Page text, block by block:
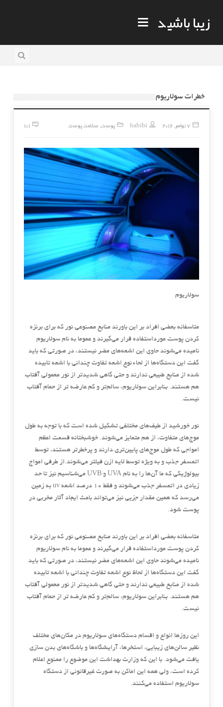
زیبا باشید
خطرات سولاریوم
7 نوامبر, 2016 habibi پوست, سلامت پوست 101
سولاریوم
متاسفانه بعضی افراد بر این باورند منابع مصنوعی نور که برای برنزه
کردن پوست مورداستفاده قرار می‌گیرند و عموما به نام سولاریوم
نامیده می‌شوند حاوی این اشعه‌های مضر نیستند، در صورتی که باید
گفت این دستگاه‌ها از لحا0نوع اشعه تفاوت چندانی با اشعه تابیده
شده از منابع طبیعی ندارند و حتی گاهی شدیدتر از نور معمولی آفتاب
هم هستند. بنابراین سولاریوم، سالم‌تر و کم عارضه تر از حمام آفتاب
نیست.
نور خورشید از طیف‌های مختلفی تشکیل شده است که با توجه به طول
موج‌های متفاوت، از هم متمایز می‌شوند. خوشبختانه قسمت اعظم
امواجی که طول موج‌های پایین‌تری دارند و پرخطرتر هستند، توسط
اتمسفر جذب و به ویژه توسط لایه ازن فیلتر می‌شوند.از طرفی امواج
بیولوژیکی که ما آن‌ها را به نام UVA و UVB می‌شناسیم نیز تا حد
زیادی در اتمسفر جذب می‌شوند و فقط 10 درصد اشعه uv به زمین
می‌رسد که همین مقدار جزیی نیز می‌تواند باعث ایجاد آثار مخربی در
پوست شود.
متاسفانه بعضی افراد بر این باورند منابع مصنوعی نور که برای برنزه
کردن پوست مورداستفاده قرار می‌گیرند و عموما به نام سولاریوم
نامیده می‌شوند حاوی این اشعه‌های مضر نیستند، در صورتی که باید
گفت این دستگاه‌ها از لحاظ نوع اشعه تفاوت چندانی با اشعه تابیده
شده از منابع طبیعی ندارند و حتی گاهی شدیدتر از نور معمولی آفتاب
هم هستند. بنابراین سولاریوم، سالم‌تر و کم عارضه تر از حمام آفتاب
نیست.
این روزها انواع و اقسام دستگاه‌های سولاریوم در مکان‌های مختلف
نظیر سالن‌های زیبایی، استخرها، آرایشگاه‌ها و باشگاه‌های بدن سازی
یافت می‌شود. با این که وزارت بهداشت این موضوع را ممنوع اعلام
کرده است، ولی همه این اماکن به صورت غیرقانونی از دستگاه
سولاریوم استفاده می‌کنند.